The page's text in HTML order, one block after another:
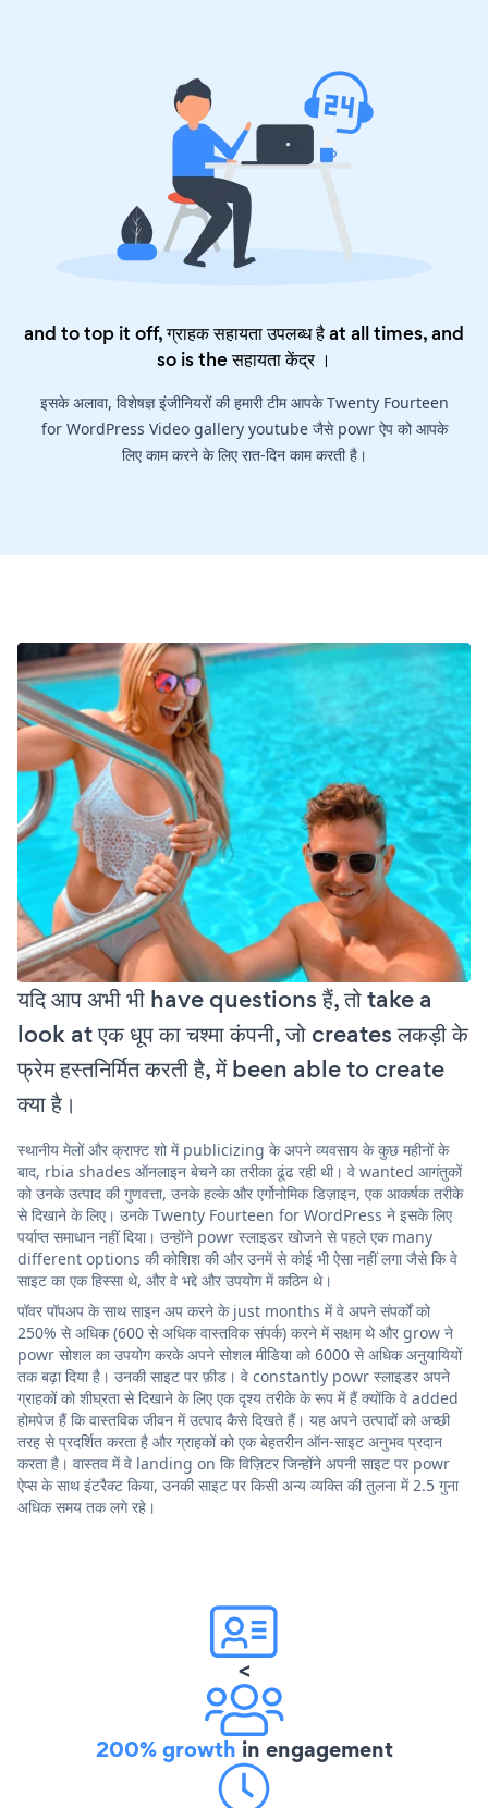
and to top it off, ग्राहक सहायता उपलब्ध है at all times, and
so is theसहायता केंद्र।
इसके अलावा, विशेषज्ञ इंजीनियरों की हमारी टीम आपके Twenty Fourteen
for WordPress Video gallery youtube जैसे powr ऐप को आपके
लिए काम करने के लिए रात-दिन काम करती है।
यदि आप अभी भी have questions हैं, तो take a
look at एक धूप का चश्मा कंपनी, जो creates लकड़ी के
फ्रेम हस्तनिर्मित करती है, में been able to create
क्या है।
स्थानीय मेलों और क्राफ्ट शो में publicizing के अपने व्यवसाय के कुछ महीनों के
बाद, rbia shades ऑनलाइन बेचने का तरीका ढूंढ रही थी। वे wanted आगंतुकों
को उनके उत्पाद की गुणवत्ता, उनके हल्के और एर्गोनोमिक डिज़ाइन, एक आकर्षक तरीके
से दिखाने के लिए। उनके Twenty Fourteen for WordPress ने इसके लिए
पर्याप्त समाधान नहीं दिया। उन्होंने powr स्लाइडर खोजने से पहले एक many
different options की कोशिश की और उनमें से कोई भी ऐसा नहीं लगा जैसे कि वे
साइट का एक हिस्सा थे, और वे भद्दे और उपयोग में कठिन थे।
पॉवर पॉपअप के साथ साइन अप करने के just months में वे अपने संपर्कों को
250% से अधिक (600 से अधिक वास्तविक संपर्क) करने में सक्षम थे और grow ने
powr सोशल का उपयोग करके अपने सोशल मीडिया को 6000 से अधिक अनुयायियों
तक बढ़ा दिया है। उनकी साइट पर फ़ीड। वे constantly powr स्लाइडर अपने
ग्राहकों को शीघ्रता से दिखाने के लिए एक दृश्य तरीके के रूप में हैं क्योंकि वे added
होमपेज हैं कि वास्तविक जीवन में उत्पाद कैसे दिखते हैं। यह अपने उत्पादों को अच्छी
तरह से प्रदर्शित करता है और ग्राहकों को एक बेहतरीन ऑन-साइट अनुभव प्रदान
करता है। वास्तव में वे landing on कि विज़िटर जिन्होंने अपनी साइट पर powr
ऐप्स के साथ इंटरैक्ट किया, उनकी साइट पर किसी अन्य व्यक्ति की तुलना में 2.5 गुना
अधिक समय तक लगे रहे।
<
200% growth in engagement